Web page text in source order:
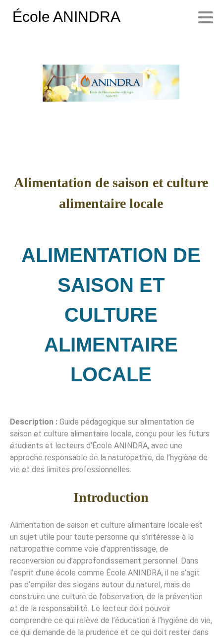
École ANINDRA
Alimentation de saison et culture
alimentaire locale
ALIMENTATION DE
SAISON ET
CULTURE
ALIMENTAIRE
LOCALE
Description : Guide pédagogique sur alimentation de
saison et culture alimentaire locale, conçu pour les futurs
étudiants et lecteurs d’École ANINDRA, avec une
approche responsable de la naturopathie, de l’hygiène de
vie et des limites professionnelles.
Introduction
Alimentation de saison et culture alimentaire locale est
un sujet utile pour toute personne qui s’intéresse à la
naturopathie comme voie d’apprentissage, de
reconversion ou d’approfondissement personnel. Dans
l’esprit d’une école comme École ANINDRA, il ne s’agit
pas d’empiler des slogans autour du naturel, mais de
construire une culture de l’observation, de la prévention
et de la responsabilité. Le lecteur doit pouvoir
comprendre ce qui relève de l’éducation à l’hygiène de vie,
ce qui demande de la prudence et ce qui doit rester dans